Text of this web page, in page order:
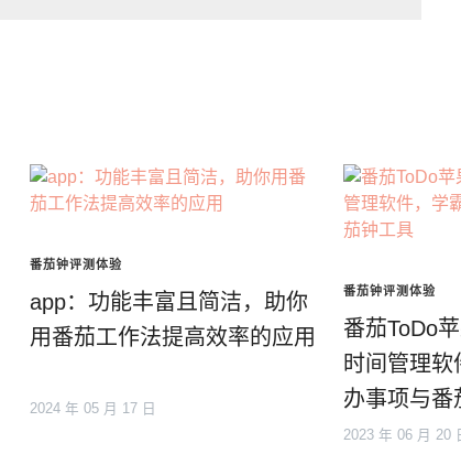
番茄钟评测体验
app：功能丰富且简洁，助你
用番茄工作法提高效率的应用
2024 年 05 月 17 日
番茄钟评测体验
番茄ToDo
时间管理
办事项与番
2023 年 06 月 20